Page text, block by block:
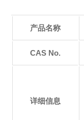
产品名称
CAS No.
详细信息